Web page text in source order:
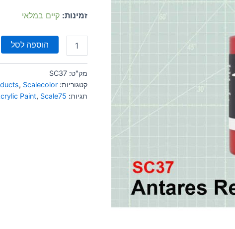
זמינות: קיים במלאי
הוספה לסל
מק"ט: SC37
קטגוריות:
, Scalecolor
תגיות:
Paint, Scale75